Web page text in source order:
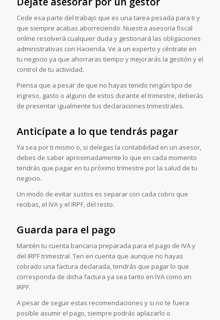
Cede esa parte del trabajo que es una tarea pesada para ti y
que siempre acabas aborreciendo. Nuestra asesoría fiscal
online resolverá cualquier duda y gestionará las obligaciones
administrativas con Hacienda. Ve a un experto y céntrate en
tu negocio ya que ahorraras tiempo y mejorarás la gestión y el
control de tu actividad.
Piensa que a pesar de que no hayas tenido ningún tipo de
ingreso, gasto o alguno de estos durante el trimestre, deberás
de presentar igualmente tus declaraciones trimestrales.
Anticípate a lo que tendrás pagar
Ya sea por ti mismo o, si delegas la contabilidad en un asesor,
debes de saber aproximadamente lo que en cada momento
tendrás que pagar en tu próximo trimestre por la salud de tu
negocio.
Un modo de evitar sustos es separar con cada cobro que
recibas, el IVA y el IRPF, del resto.
Guarda para el pago
Mantén tu cuenta bancaria preparada para el pago de IVA y
del IRPF trimestral. Ten en cuenta que aunque no hayas
cobrado una factura declarada, tendrás que pagar lo que
corresponda de dicha factura ya sea tanto en IVA como en
IRPF.
A pesar de seguir estas recomendaciones y si no te fuera
posible asumir el pago, siempre podrás aplazarlo o